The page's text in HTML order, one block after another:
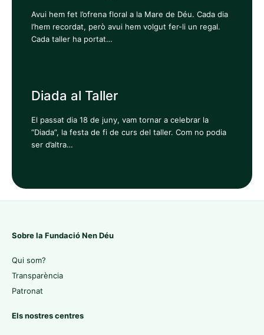
Avui hem fet l’ofrena floral a la Mare de Déu. Cada dia
l’hem recordat, però avui hem volgut fer-li un regal.
Cada taller ha portat…
Diada al Taller
El passat dia 18 de juny, vam tornar a celebrar la
“Diada”, la festa de fi de curs del taller. Com no podia
ser d’altra…
Sobre la Fundació Nen Déu
Qui som?
Transparència
Patronat
Els nostres centres